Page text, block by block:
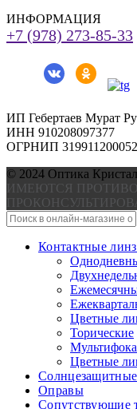
ИНФОРМАЦИЯ
+7 (978) 273-85-33
ИП Гебертаев Мурат
ИНН 910208097377
ОГРНИП
© 2024 Оптика
ИМЕЮТСЯ
Контактные
Цветные
Торические
Цветные
Оправы
Сопутствующие